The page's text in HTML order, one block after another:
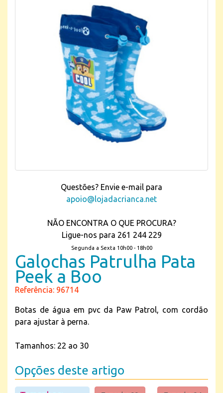
Questões? Envie e-mail para
apoio@lojadacrianca.net
NÃO ENCONTRA O QUE PROCURA?
Ligue-nos para 261 244 229
Segunda a Sexta 10h00 - 18h00
Galochas Patrulha Pata
Peek a Boo
Referência: 96714
Botas de água em pvc da Paw Patrol, com cordão
para ajustar à perna.
Tamanhos: 22 ao 30
Opções deste artigo